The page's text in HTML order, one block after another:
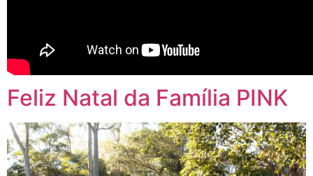
Feliz Natal da Família PINK